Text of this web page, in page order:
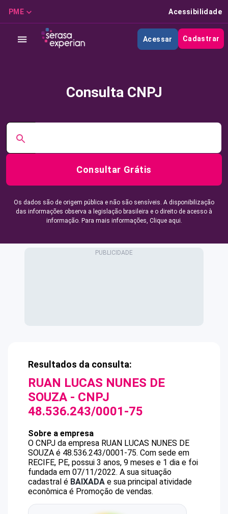
PME Acessibilidade
Acessar Cadastrar
Consulta CNPJ
Consultar Grátis
Os dados são de origem pública e não são sensíveis. A disponibilização
das informações observa a legislação brasileira e o direito de acesso à
informação. Para mais informações, Clique aqui.
Resultados da consulta:
RUAN LUCAS NUNES DE
SOUZA - CNPJ
48.536.243/0001-75
Sobre a empresa
O CNPJ da empresa RUAN LUCAS NUNES DE
SOUZA é 48.536.243/0001-75. Com sede em
RECIFE, PE, possui 3 anos, 9 meses e 1 dia e foi
fundada em 07/11/2022. A sua situação
cadastral é BAIXADA e sua principal atividade
econômica é Promoção de vendas.